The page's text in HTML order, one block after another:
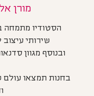
מורן
הסטודיו מתמחה
שירותי
ובנוסף מגוון
בחנות תמצאו